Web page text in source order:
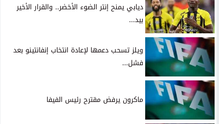
ديابي يمنح إنتر الضوء الأخضر.. والقرار الأخير
بيد...
ويلز تسحب دعمها لإعادة انتخاب إنفانتينو بعد
فشل...
ماكرون يرفض مقترح رئيس الفيفا